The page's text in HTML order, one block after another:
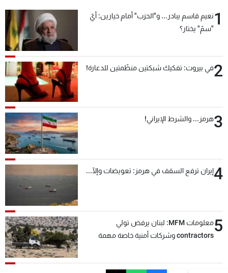
1نعيم قاسم يبادر... و"الحزب" أمام خيارين: أيّ
"سمّ" يختار؟
2في بيروت: تفكيك شبكتين منظّمتين للدعارة!
3هرمز... والشرط الإيراني!
4إيران ترفع السقف في هرمز: تعويضات وإلّا...
5
معلومات MFM: لبنان يرفض تولي
contractors وشركات أمنية خاصة مهمة